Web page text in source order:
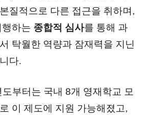
질적으로 다른 접근을 취하며,
하는 종합적 심사를 통해 과
탁월한 역량과 잠재력을 지닌
다.
부터는 국내 8개 영재학교 모
이 제도에 지원 가능해졌고,